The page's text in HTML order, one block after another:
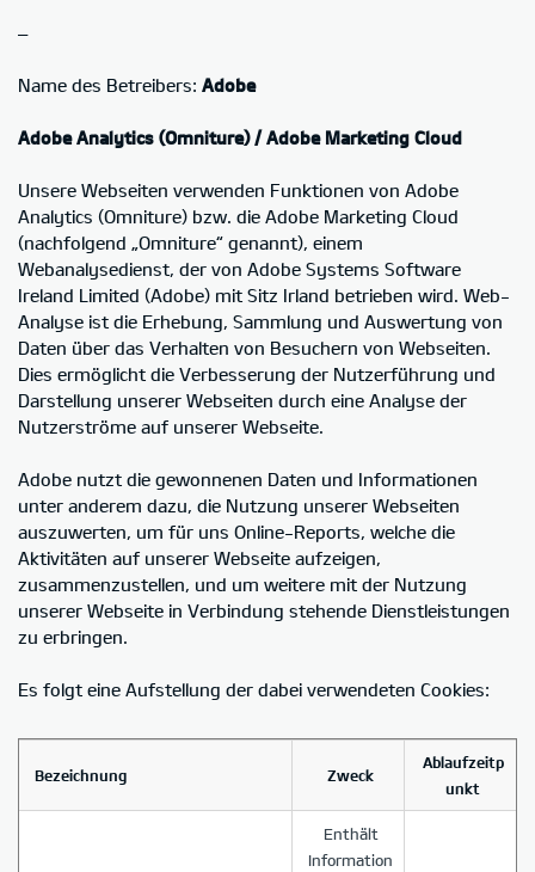
–
Name des Betreibers: Adobe
Adobe Analytics (Omniture) / Adobe Marketing Cloud
Unsere Webseiten verwenden Funktionen von Adobe
Analytics (Omniture) bzw. die Adobe Marketing Cloud
(nachfolgend „Omniture“ genannt), einem
Webanalysedienst, der von Adobe Systems Software
Ireland Limited (Adobe) mit Sitz Irland betrieben wird. Web-
Analyse ist die Erhebung, Sammlung und Auswertung von
Daten über das Verhalten von Besuchern von Webseiten.
Dies ermöglicht die Verbesserung der Nutzerführung und
Darstellung unserer Webseiten durch eine Analyse der
Nutzerströme auf unserer Webseite.
Adobe nutzt die gewonnenen Daten und Informationen
unter anderem dazu, die Nutzung unserer Webseiten
auszuwerten, um für uns Online-Reports, welche die
Aktivitäten auf unserer Webseite aufzeigen,
zusammenzustellen, und um weitere mit der Nutzung
unserer Webseite in Verbindung stehende Dienstleistungen
zu erbringen.
Es folgt eine Aufstellung der dabei verwendeten Cookies:
Bezeichnung Zweck
Ablaufzeitp
unkt
Enthält
Information